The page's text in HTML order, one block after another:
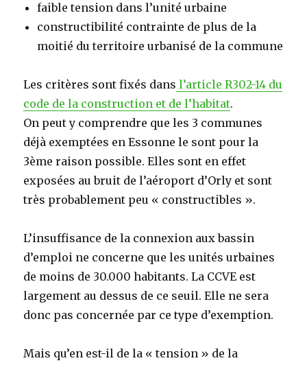
faible tension dans l’unité urbaine
constructibilité contrainte de plus de la
moitié du territoire urbanisé de la commune
Les critères sont fixés dans l’article R302-14 du
code de la construction et de l’habitat.
On peut y comprendre que les 3 communes
déjà exemptées en Essonne le sont pour la
3ème raison possible. Elles sont en effet
exposées au bruit de l’aéroport d’Orly et sont
très probablement peu « constructibles ».
L’insuffisance de la connexion aux bassin
d’emploi ne concerne que les unités urbaines
de moins de 30.000 habitants. La CCVE est
largement au dessus de ce seuil. Elle ne sera
donc pas concernée par ce type d’exemption.
Mais qu’en est-il de la « tension » de la